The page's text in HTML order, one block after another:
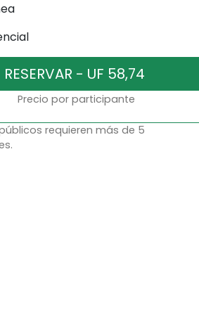
Precio por participante
requieren más de 5